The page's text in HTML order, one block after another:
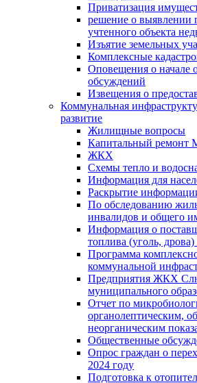
Приватизация
решение о выявлении
учтенного объекта
Изъятие земельных
Комплексные
Оповещения о начале
обсуждений
Извещения о
Коммунальная
развитие
Жилищные вопросы
Капитальный
ЖКХ
Схемы тепло и
Информация для
Раскрытие
По обследованию
инвалидов и общего
Информация о
топлива (уголь, дрова)
Программа
коммунальной
Предприятия ЖКХ
муниципального
Отчет по
органолептическим,
неорганическим
Общественные
Опрос граждан о
2024 году
Подготовка к